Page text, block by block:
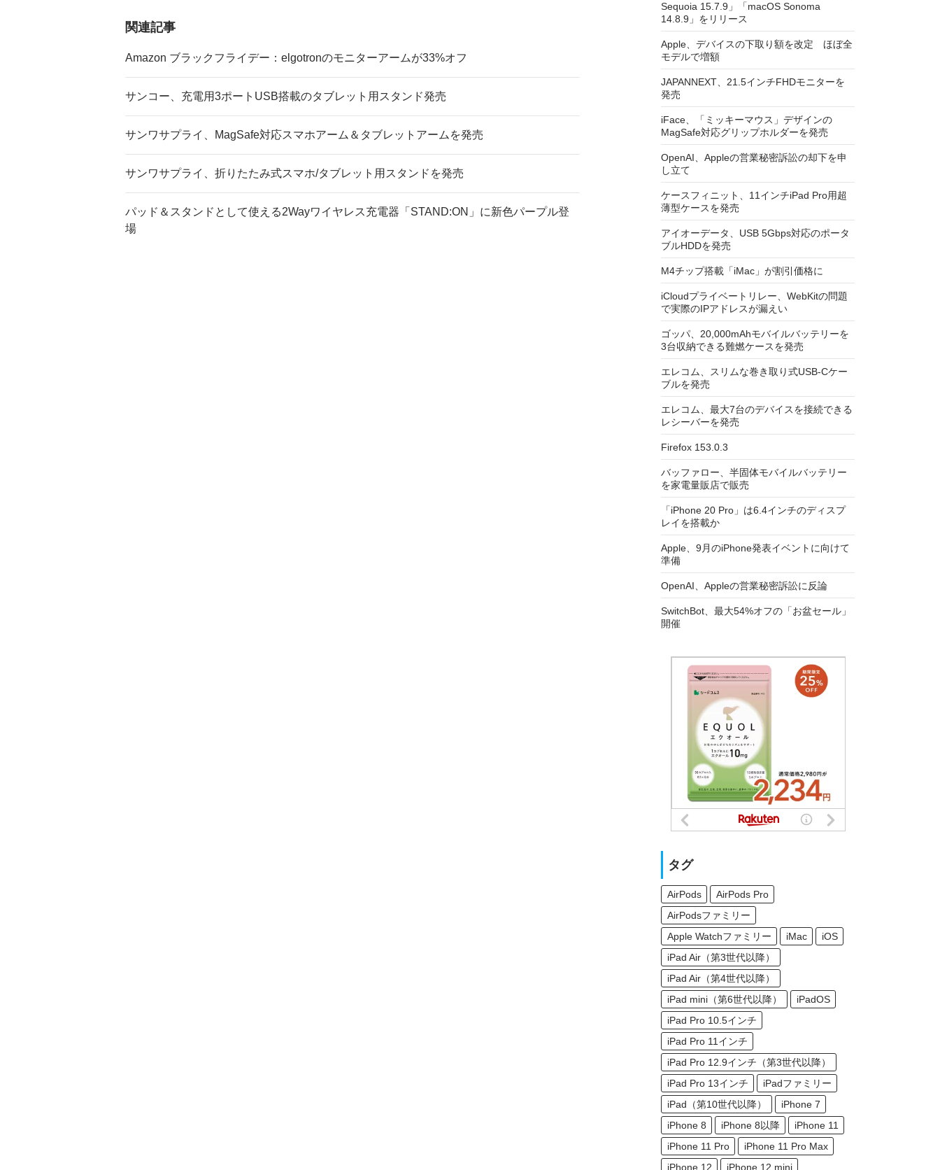
関連記事
Amazon ブラックフライデー：elgotronのモニターアームが33%オフ
サンコー、充電用3ポートUSB搭載のタブレット用スタンド発売
サンワサプライ、MagSafe対応スマホアーム＆タブレットアームを発売
サンワサプライ、折りたたみ式スマホ/タブレット用スタンドを発売
パッド＆スタンドとして使える2Wayワイヤレス充電器「STAND:ON」に新色パープル登
場
Sequoia 15.7.9」「macOS Sonoma
14.8.9」をリリース
Apple、デバイスの下取り額を改定 ほぼ全
モデルで増額
JAPANNEXT、21.5インチFHDモニターを
発売
iFace、「ミッキーマウス」デザインの
MagSafe対応グリップホルダーを発売
OpenAI、Appleの営業秘密訴訟の却下を申
し立て
ケースフィニット、11インチiPad Pro用超
薄型ケースを発売
アイオーデータ、USB 5Gbps対応のポータ
ブルHDDを発売
M4チップ搭載「iMac」が割引価格に
iCloudプライベートリレー、WebKitの問題
で実際のIPアドレスが漏えい
ゴッパ、20,000mAhモバイルバッテリーを
3台収納できる難燃ケースを発売
エレコム、スリムな巻き取り式USB-Cケー
ブルを発売
エレコム、最大7台のデバイスを接続できる
レシーバーを発売
Firefox 153.0.3
バッファロー、半固体モバイルバッテリー
を家電量販店で販売
「iPhone 20 Pro」は6.4インチのディスプ
レイを搭載か
Apple、9月のiPhone発表イベントに向けて
準備
OpenAI、Appleの営業秘密訴訟に反論
SwitchBot、最大54%オフの「お盆セール」
開催
タグ
AirPods
AirPods Pro
AirPodsファミリー
Apple Watchファミリー
iMac
iOS
iPad Air（第3世代以降）
iPad Air（第4世代以降）
iPad mini（第6世代以降）
iPadOS
iPad Pro 10.5インチ
iPad Pro 11インチ
iPad Pro 12.9インチ（第3世代以降）
iPad Pro 13インチ
iPadファミリー
iPad（第10世代以降）
iPhone 7
iPhone 8
iPhone 8以降
iPhone 11
iPhone 11 Pro
iPhone 11 Pro Max
iPhone 12
iPhone 12 mini